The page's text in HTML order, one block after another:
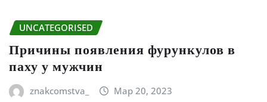
UNCATEGORISED
Причины появления фурункулов в
паху у мужчин
znakcomstva_ Мар 20, 2023